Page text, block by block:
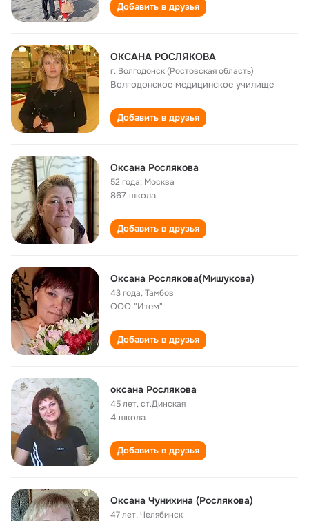
Добавить в друзья
ОКСАНА РОСЛЯКОВА
г. Волгодонск (Ростовская область)
Волгодонское медицинское училище
Добавить в друзья
Оксана Рослякова
52 года, Москва
867 школа
Добавить в друзья
Оксана Рослякова(Мишукова)
43 года,Тамбов
ООО "Итем"
Добавить в друзья
оксана Рослякова
45 лет,ст.Динская
4 школа
Добавить в друзья
Оксана Чунихина (Рослякова)
47 лет,Челябинск